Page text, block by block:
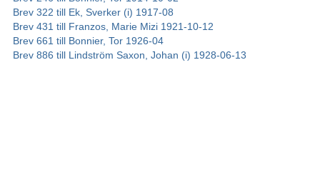
Brev 322 till Ek, Sverker (i) 1917-08
Brev 431 till Franzos, Marie Mizi 1921-10-12
Brev 661 till Bonnier, Tor 1926-04
Brev 886 till Lindström Saxon, Johan (i) 1928-06-13